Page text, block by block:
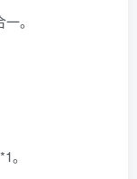
。
。